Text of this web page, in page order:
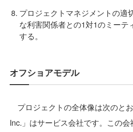
プロジェクトマネジメントの適
な利害関係者との1対1のミーテ
する。
オフショアモデル
プロジェクトの全体像は次のと
Inc.」はサービス会社です。この